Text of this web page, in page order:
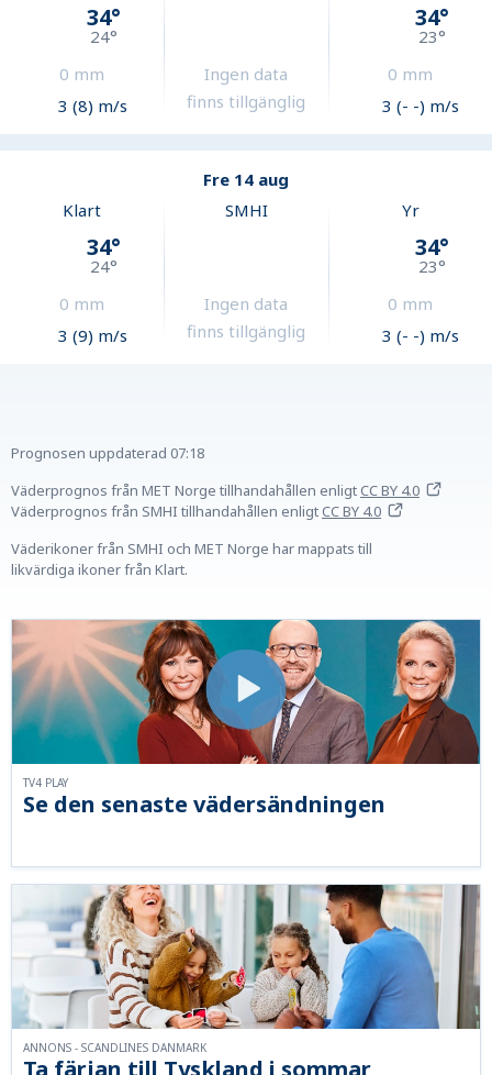
34°
24°
0 mm
3 (8) m/s
Ingen data
finns tillgänglig
34°
23°
0 mm
3 (- -) m/s
Fre 14 aug
Klart
34°
24°
0 mm
3 (9) m/s
SMHI
Ingen data
finns tillgänglig
Yr
34°
23°
0 mm
3 (- -) m/s
Prognosen uppdaterad 07:18
Väderprognos från MET Norge tillhandahållen enligtCC BY 4.0
Väderprognos från SMHI tillhandahållen enligtCC BY 4.0
Väderikoner från SMHI och MET Norge har mappats till
likvärdiga ikoner från Klart.
Se den senaste vädersändningen
TV4 PLAY
ANNONS - SCANDLINES DANMARK